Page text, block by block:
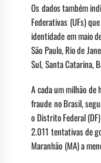
Os dados também
Federativas (UFs)
identidade em maio
São Paulo, Rio de
Sul, Santa Catarina,
A cada um milhão
fraude no Brasil,
o Distrito Federal
2.011 tentativas de
Maranhão (MA) a